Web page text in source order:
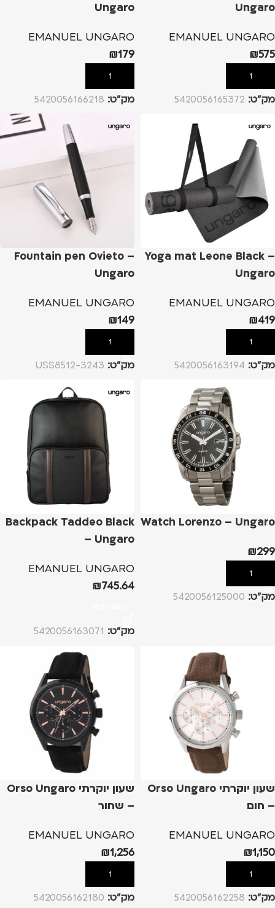
Ungaro
EMANUEL UNGARO
₪575
הוספה לסל
מק”ט: 5420056165372
Ungaro
EMANUEL UNGARO
₪179
הוספה לסל
מק”ט: 5420056166218
Yoga mat Leone Black –
Ungaro
EMANUEL UNGARO
₪419
הוספה לסל
מק”ט: 5420056163194
Fountain pen Ovieto –
Ungaro
EMANUEL UNGARO
₪149
הוספה לסל
מק”ט: 3243-USS8512
Watch Lorenzo – Ungaro
₪299
הוספה לסל
מק”ט: 5420056125000
Backpack Taddeo Black
– Ungaro
EMANUEL UNGARO
₪745.64
מק”ט: 5420056163071
שעון יוקרתי Orso Ungaro
– חום
EMANUEL UNGARO
₪1,150
הוספה לסל
מק”ט: 5420056162258
שעון יוקרתי Orso Ungaro
– שחור
EMANUEL UNGARO
₪1,256
הוספה לסל
מק”ט: 5420056162180